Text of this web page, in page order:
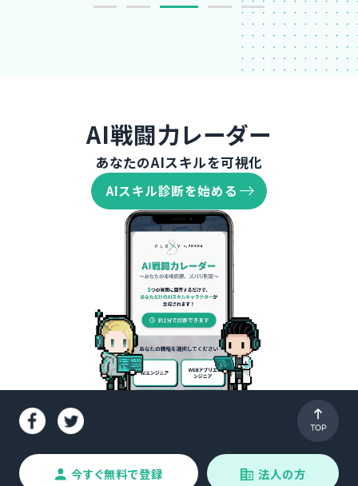
AI戦闘力レーダー
あなたのAIスキルを可視化
AIスキル診断を始める
今すぐ無料で登録 法人の方